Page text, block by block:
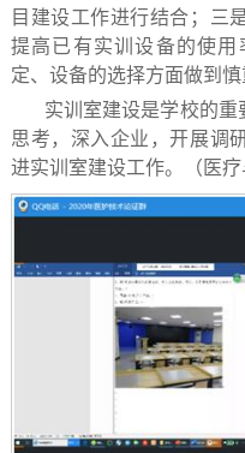
目建设工作进行结合；三
提高已有实训设备的使
定、设备的选择方面做到
实训室建设是学校的
思考，深入企业，开展调
进实训室建设工作。（医疗